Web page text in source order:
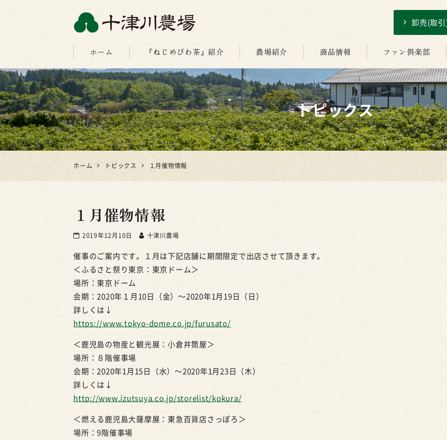
十津川農場
卸売(取
ホーム 『ねじめびわ茶』紹介 農場紹介 商品情報 ファン倶楽部
トピックス
ホーム トピックス １月催物情報
１月催物情報
2019年12月10日 十津川農場
催事のご案内です。１月は下記店舗に期間限定で出店させて頂きます。
＜ふるさと祭り東京：東京ドーム＞
場所：東京ドーム
会期：2020年１月10日（金）～2020年1月19日（日）
詳しくは↓
https://www.tokyo-dome.co.jp/furusato/
＜鹿児島の物産と観光展：小倉井筒屋＞
場所：８階催事場
会期：2020年1月15日（水）～2020年1月23日（木）
詳しくは↓
http://www.izutsuya.co.jp/storelist/kokura/
＜燃える鹿児島大薩摩展：東急百貨店さっぽろ＞
場所：9階催事場